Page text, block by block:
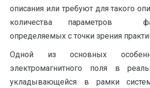
описания или требуют для такого
количества параметров
определяемых с точки зрения
Одной из основных
электромагнитного поля в
укладывающейся в рамки